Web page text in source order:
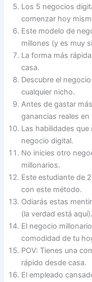
Los 5 negocios
comenzar hoy
Este modelo de
millones (y es muy
La forma más
casa.
Descubre el
cualquier nicho.
Antes de gastar
ganancias reales en
Las habilidades
negocio digital.
No inicies otro
millonarios.
Este estudiante de
con este método.
Odiarás estas
(la verdad está aquí).
El negocio
comodidad de tu
POV: Tienes una
rápido desde casa.
El empleado